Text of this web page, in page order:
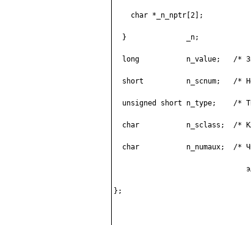
    char *_n_nptr[2];
  }              _n;
long           n_value;   /*
short          n_scnum;   /*
unsigned short n_type;    /*
char           n_sclass;  /*
char           n_numaux;  /*
};